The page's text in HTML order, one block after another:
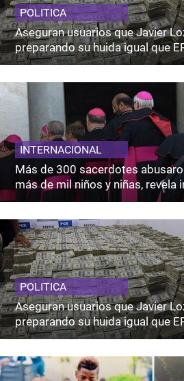
POLITICA
Aseguran usuarios que Javier
preparando su huida igual que
INTERNACIONAL
Más de 300 sacerdotes
más de mil niños y niñas, revela
POLITICA
Aseguran usuarios que Javier
preparando su huida igual que